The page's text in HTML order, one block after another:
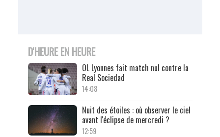
D'HEURE EN HEURE
OL Lyonnes fait match nul contre la
Real Sociedad
14:08
Nuit des étoiles : où observer le ciel
avant l'éclipse de mercredi ?
12:59